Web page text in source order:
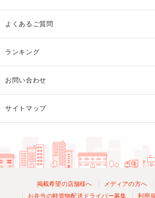
よくあるご質問
ランキング
お問い合わせ
サイトマップ
掲載希望の店舗様へ メディアの方へ
お弁当の軽貨物配送ドライバー募集
利用